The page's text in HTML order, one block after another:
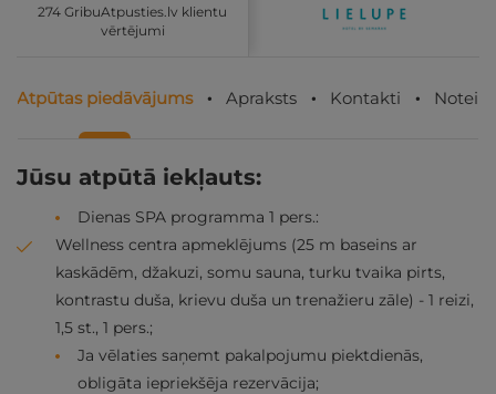
274 GribuAtpusties.lv klientu
vērtējumi
Atpūtas piedāvājums Apraksts Kontakti
Jūsu atpūtā iekļauts:
Dienas SPA programma 1 pers.:
Wellness centra apmeklējums (25 m baseins ar
kaskādēm, džakuzi, somu sauna, turku tvaika pirts,
kontrastu duša, krievu duša un trenažieru zāle) - 1 reizi,
1,5 st., 1 pers.;
Ja vēlaties saņemt pakalpojumu piektdienās,
obligāta iepriekšēja rezervācija;